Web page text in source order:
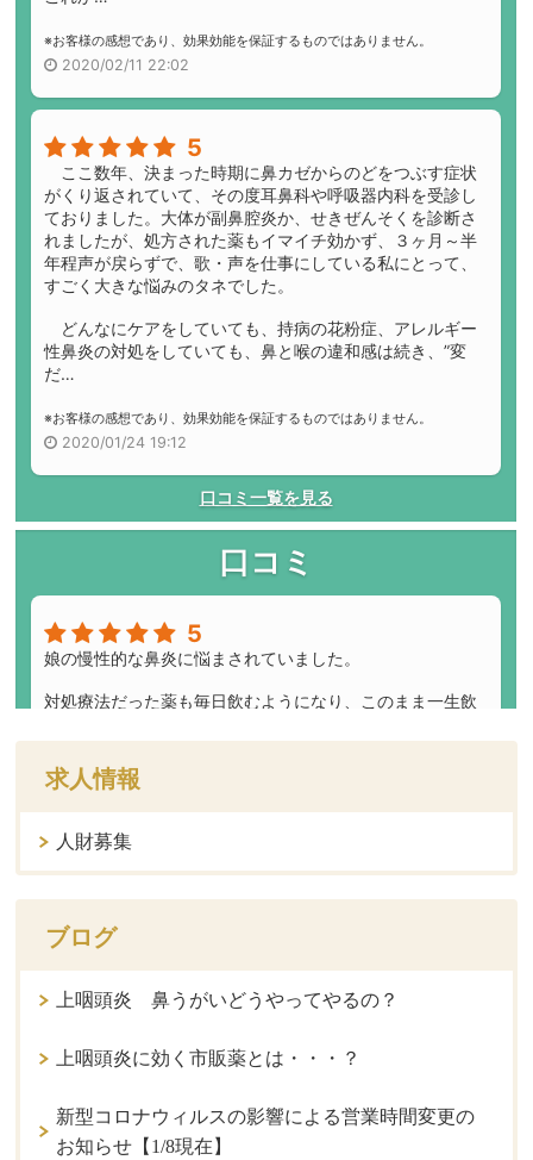
求人情報
人財募集
ブログ
上咽頭炎 鼻うがいどうやってやるの？
上咽頭炎に効く市販薬とは・・・？
新型コロナウィルスの影響による営業時間変更の
お知らせ【1/8現在】